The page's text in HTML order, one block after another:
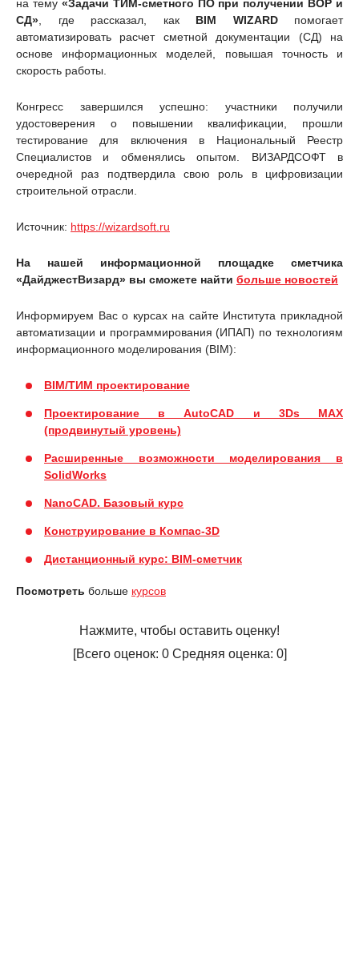
на тему «Задачи ТИМ-сметного ПО при получении ВОР и
СД», где рассказал, как BIM WIZARDпомогает
автоматизировать расчет сметной документации (СД) на
основе информационных моделей, повышая точность и
скорость работы.
Конгресс завершился успешно: участники получили
удостоверения о повышении квалификации, прошли
тестирование для включения в Национальный Реестр
Специалистов и обменялись опытом. ВИЗАРДСОФТ в
очередной раз подтвердила свою роль в цифровизации
строительной отрасли.
Источник: https://wizardsoft.ru
На нашей информационной площадке сметчика
«ДайджестВизард» вы сможете найти больше новостей
Информируем Вас о курсах на сайте Института прикладной
автоматизации и программирования (ИПАП) по технологиям
информационного моделирования (BIM):
BIM/ТИМ проектирование
Проектирование в AutoCAD и 3Ds MAX
(продвинутый уровень)
Расширенные возможности моделирования в
SolidWorks
NanoCAD. Базовый курс
Конструирование в Компас-3D
Дистанционный курс: BIM-сметчик
Посмотреть больше курсов
Нажмите, чтобы оставить оценку!
[Всего оценок: 0Средняя оценка: 0]